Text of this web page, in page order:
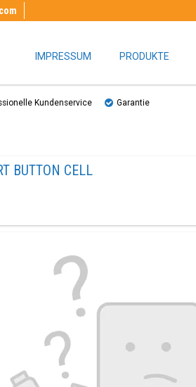
IMPRESSUM PRODUKTE
Kundenservice Garantie
BUTTON CELL